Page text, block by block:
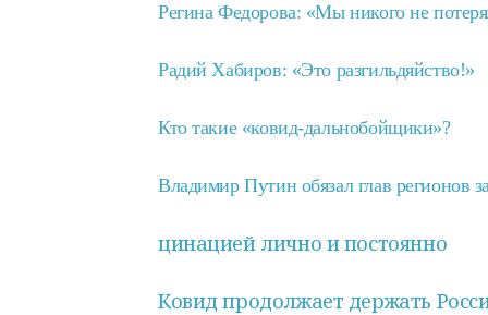
Регина Федорова: «Мы никого не
Радий Хабиров: «Это разгильдяйство!»
Кто такие «ковид-дальнобойщики»?
Владимир Путин обязал глав регионов
цинацией лично и постоянно
Ковид продолжает держать